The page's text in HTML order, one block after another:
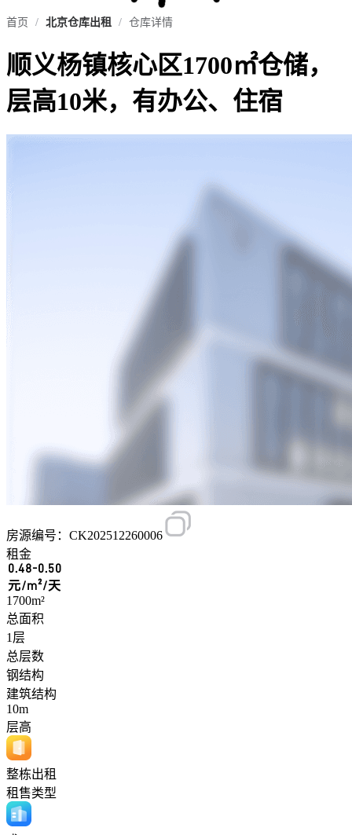
首页 / 北京仓库出租 / 仓库详情
顺义杨镇核心区1700㎡仓储，
层高10米，有办公、住宿
房源编号：CK202512260006
租金
0.48-0.50
元/m²/天
1700m²
总面积
1层
总层数
钢结构
建筑结构
10m
层高
整栋出租
租售类型